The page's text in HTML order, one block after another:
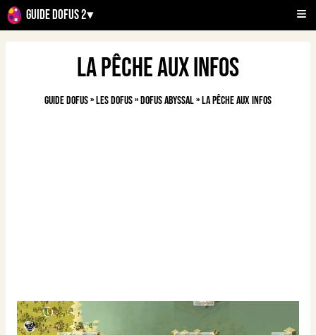
Guide Dofus 2▾
La pêche aux infos
Guide Dofus»Les Dofus»Dofus Abyssal»La pêche aux infos